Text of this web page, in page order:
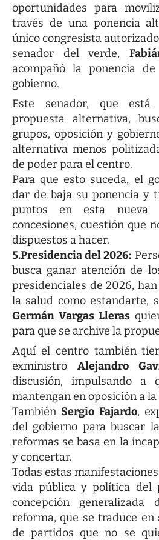
oportunidades para
través de una ponencia
único congresista
senador del verde,
acompañó la ponencia
gobierno.
Este senador, que está
propuesta alternativa,
grupos, oposición y
alternativa menos
de poder para el centro.
Para que esto suceda, el
dar de baja su ponencia y
puntos en esta nueva
concesiones, cuestión que
dispuestos a hacer.
5.Presidencia del 2026:
busca ganar atención de
presidenciales de 2026,
la salud como estandarte,
Germán Vargas Lleras
para que se archive la
Aquí el centro también
exministro Alejandro
discusión, impulsando a
mantengan en oposición a
También Sergio Fajardo,
del gobierno para buscar
reformas se basa en la
y concertar.
Todas estas
vida pública y política del
concepción
reforma, que se traduce en
de partidos que no se